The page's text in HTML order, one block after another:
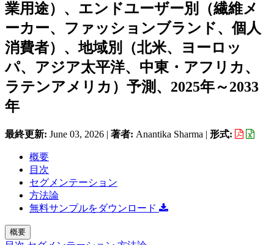
業用途）、エンドユーザー別（繊維メ
ーカー、ファッションブランド、個人
消費者）、地域別（北米、ヨーロッ
パ、アジア太平洋、中東・アフリカ、
ラテンアメリカ）予測、2025年～2033
年
最終更新: June 03, 2026 | 著者: Anantika Sharma | 形式:
概要
目次
セグメンテーション
方法論
無料サンプルをダウンロード
概要